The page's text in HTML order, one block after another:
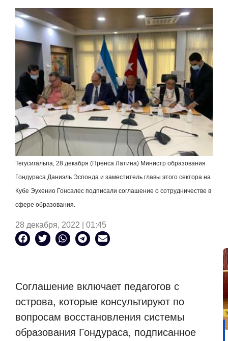
Тегусигальпа, 28 декабря (Пренса Латина) Министр образования
Гондураса Даниэль Эспонда и заместитель главы этого сектора на
Кубе Эухенио Гонсалес подписали соглашение о сотрудничестве в
сфере образования.
28 декабря, 2022 | 01:45
Соглашение включает педагогов с
острова, которые консультируют по
вопросам восстановления системы
образования Гондураса, подписанное